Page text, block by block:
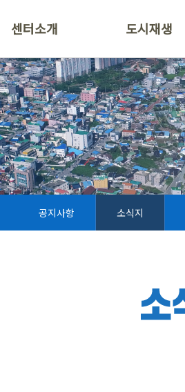
센터소개 도시재생
공지사항 소식지